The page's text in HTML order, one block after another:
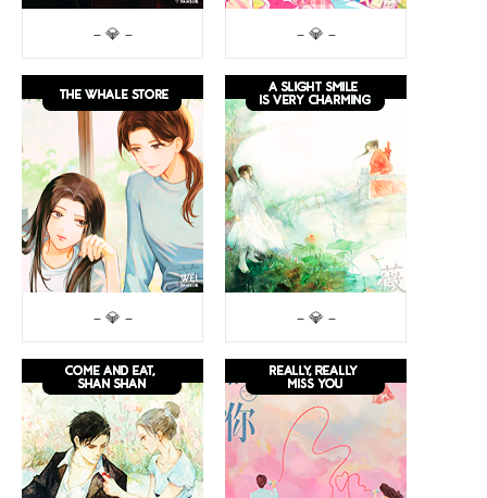
– 💎 – – 💎 –
– 💎 – – 💎 –